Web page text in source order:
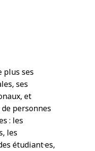
plus ses
ses
et
personnes
: les
les
étudiant·es,